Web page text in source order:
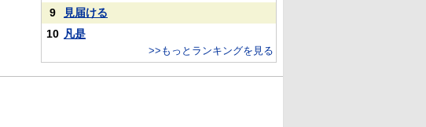
9
見届ける
10 凡是
>>もっとランキングを見る